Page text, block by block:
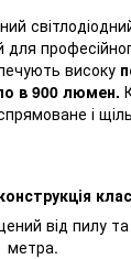
для
високу
в 900 люмен.
і
від пилу
метра.